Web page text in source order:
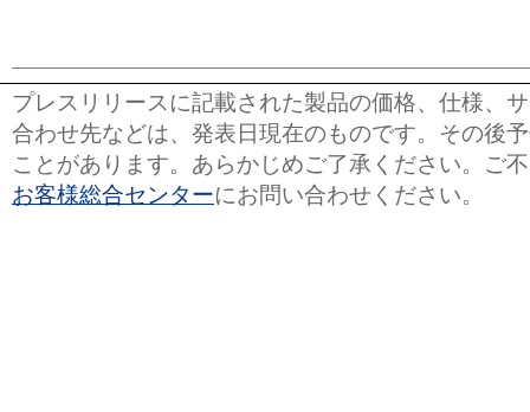
プレスリリースに記載された製品の価格、仕様、
合わせ先などは、発表日現在のものです。その後
ことがあります。あらかじめご了承ください。ご
お客様総合センターにお問い合わせください。